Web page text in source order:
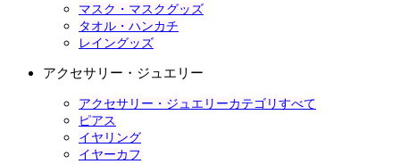
マスク・マスクグッズ
タオル・ハンカチ
レイングッズ
アクセサリー・ジュエリー
アクセサリー・ジュエリーカテゴリすべて
ピアス
イヤリング
イヤーカフ